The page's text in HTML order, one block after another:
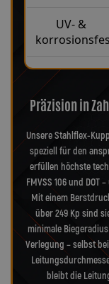
UV- &
Präzision in
Unsere Stahlflex-
speziell für den
erfüllen höchste
FMVSS 106 und
Mit einem
über 249 Kp sind
minimale
Verlegung – selbst
bleibt die